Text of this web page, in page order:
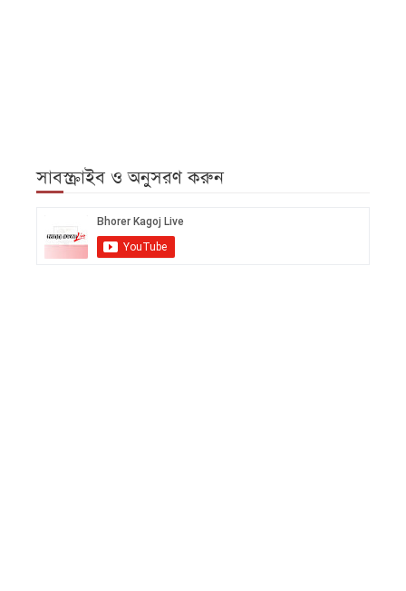
সাবস্ক্রাইব ও অনুসরণ করুন